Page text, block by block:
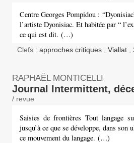
Centre Georges Pompidou :
l’artiste Dyonisiac. Et habitée par “
ce qui est dit. (…)
Clefs : approches critiques Viallat
RAPHAËL MONTICELLI
Journal Intermittent,
/ revue
Saisies de frontières Tout langage
jusqu’à ce que se développe, dans
ce mouvement du langage. (…)